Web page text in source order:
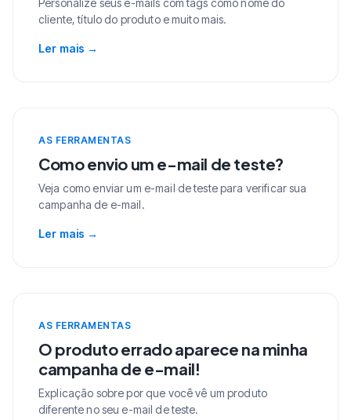
Personalize seus e-mails com tags como nome do
cliente, título do produto e muito mais.
Ler mais →
AS FERRAMENTAS
Como envio um e-mail de teste?
Veja como enviar um e-mail de teste para verificar sua
campanha de e-mail.
Ler mais →
AS FERRAMENTAS
O produto errado aparece na minha
campanha de e-mail!
Explicação sobre por que você vê um produto
diferente no seu e-mail de teste.